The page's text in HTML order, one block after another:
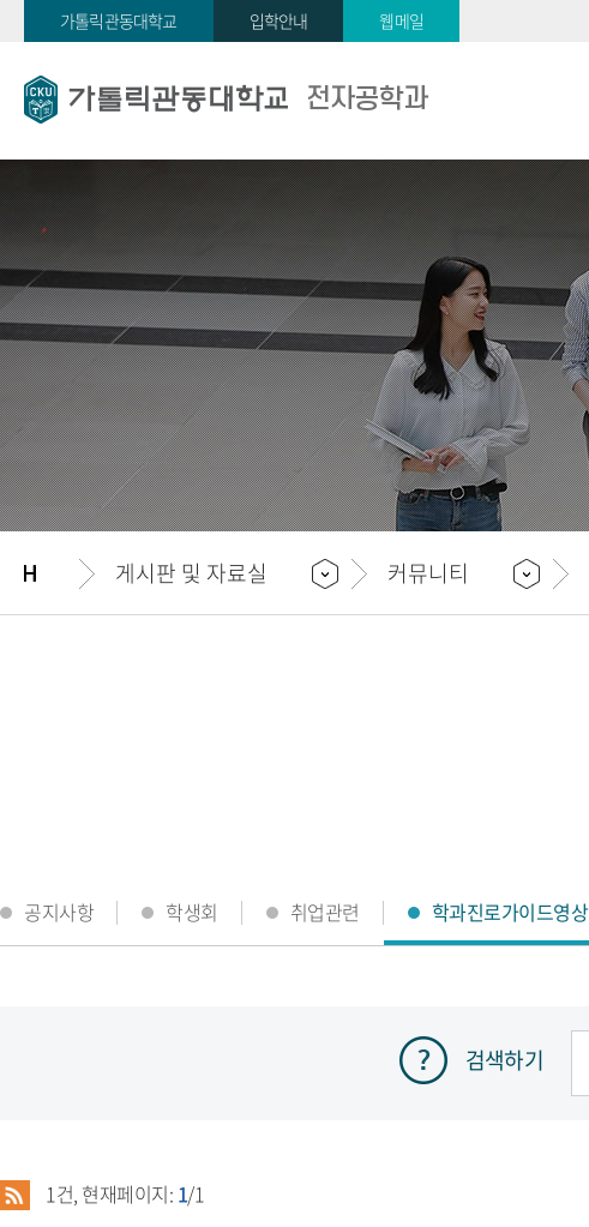
가톨릭관동대학교 입학안내 웹메일
전자공학과
게시판 및 자료실 커뮤니티
공지사항 학생회 취업관련 학과진로가이드영상
검색하기
1 건, 현재페이지: 1/1